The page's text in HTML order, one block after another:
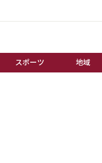
スポーツ 地域